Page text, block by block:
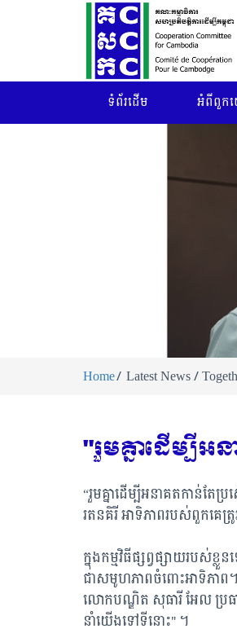
ទំព័រដើម អំពីពួក
Home Latest News /
"រួមគ្នាដើម្បីអ
“រួមគ្នាដើម្បីអនាគតកាន់ត
រតនគិរី អាទិភាពរបស់ពួកគេ
ក្នុងកម្មវិធីផ្សព្វផ្សាយរបស់ខ្
ជាសមូហភាពចំពោះអាទិភាព។
លោកបណ្ឌិត សុធារី អែល ប្រធា
នាំយើងទៅទីនោះ" ។